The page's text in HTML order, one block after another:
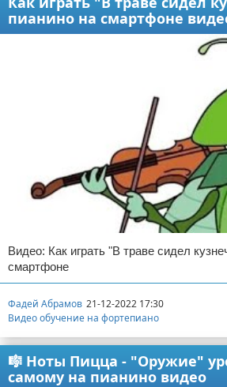
пианино на смартфоне
Видео: Как играть "В траве сидел
смартфоне
Фадей Абрамов 21-12-2022 17:30
Видео обучение на фортепиано
🎼 Ноты Пицца - "Оружие"
самому на пианино видео